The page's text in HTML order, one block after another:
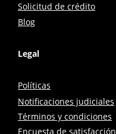
Solicitud de crédito
Blog
Legal
Políticas
Notificaciones judiciales
Términos y condiciones
Encuesta de satisfacción